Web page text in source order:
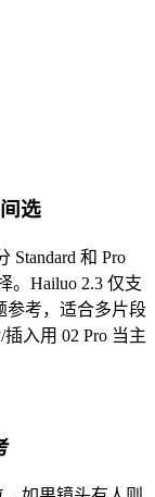
选
Standard 和 Pro
Hailuo 2.3 仅支
参考，适合多片段
入用 02 Pro 当主